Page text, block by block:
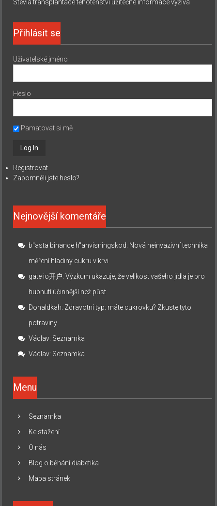
Stevia transplantace těhotenství užitečné informace výživa
Přihlásit se
Uživatelské jméno
Heslo
Pamatovat si mě
Registrovat
Zapomněli jste heslo?
Nejnovější komentáře
b"asta binance h"anvisningskod: Nová neinvazivní technika
měření hladiny cukru v krvi
gate io开户:Výzkum ukazuje, že velikost vašeho jídla je pro
hubnutí účinnější než půst
Donaldkah: Zdravotní typ: máte cukrovku? Zkuste tyto
potraviny
Václav: Seznamka
Václav: Seznamka
Menu
Seznamka
Ke stažení
O nás
Blog o běhání diabetika
Mapa stránek